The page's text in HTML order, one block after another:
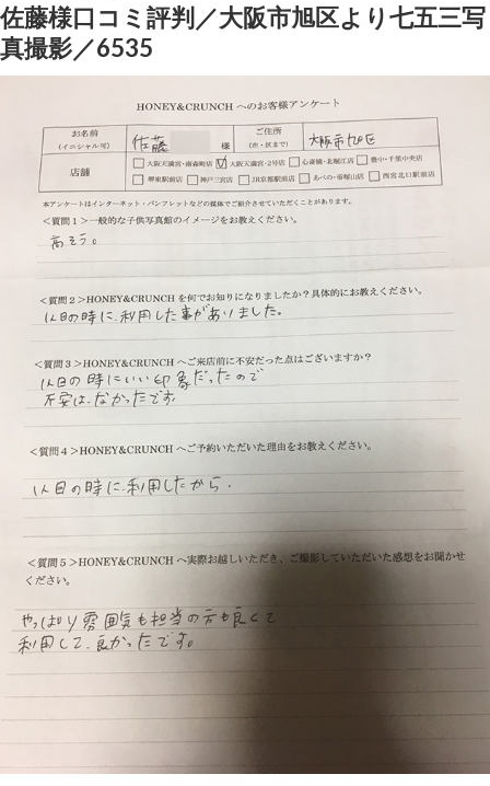
佐藤様口コミ評判／大阪市旭区より七五三写
真撮影／6535